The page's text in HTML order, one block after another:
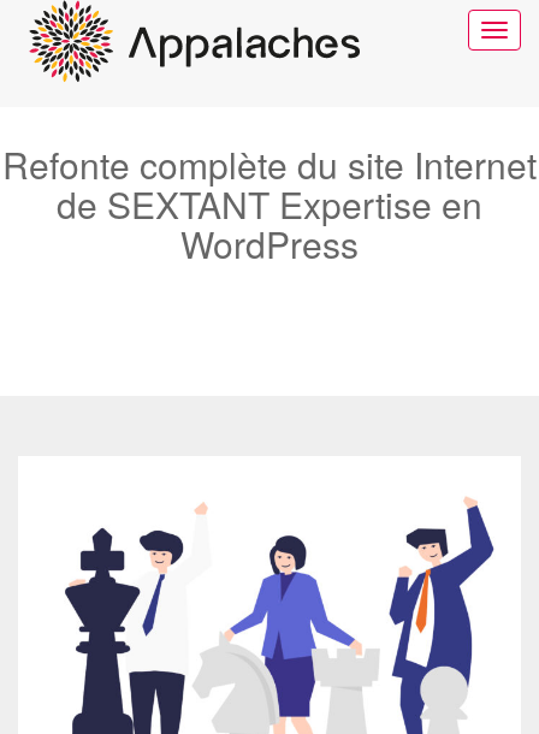
Toggle
Refonte complète du site Internet
de SEXTANT Expertise en
WordPress